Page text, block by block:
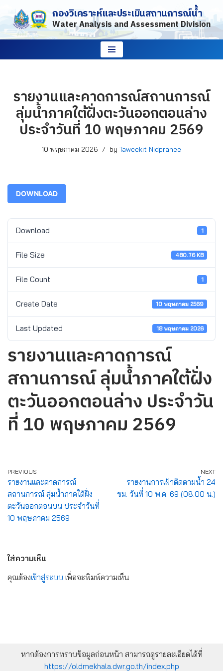
Skip
to
กองวิเคราะห์และประเมินสถานการณ์น้ำ
Water Analysis and Assessment Division
รายงานและคาดการณ์สถานการณ์
ลุ่มน้ำภาคใต้ฝั่งตะวันออกตอนล่าง
ประจำวันที่ 10 พฤษภาคม 2569
10 พฤษภาคม 2026 by Taweekit Nidpranee
DOWNLOAD
Download 1
File Size 480.76 KB
File Count 1
Create Date 10 พฤษภาคม 2569
Last Updated 18 พฤษภาคม 2026
รายงานและคาดการณ์
สถานการณ์ ลุ่มน้ำภาคใต้ฝั่ง
ตะวันออกตอนล่าง ประจำวัน
ที่ 10 พฤษภาคม 2569
PREVIOUS
รายงานและคาดการณ์
สถานการณ์ ลุ่มน้ำภาคใต้ฝั่ง
ตะวันออกตอนบน ประจำวันที่
10 พฤษภาคม 2569
NEXT
รายงานการเฝ้าติดตามน้ำ 24
ชม. วันที่ 10 พ.ค. 69 (08.00 น.)
ใส่ความเห็น
คุณต้องเข้าสู่ระบบ เพื่อจะพิมพ์ความเห็น
หากต้องการทราบข้อมูลก่อนหน้า สามารถดูรายละเอียดได้ที่
https://oldmekhala.dwr.go.th/index.php